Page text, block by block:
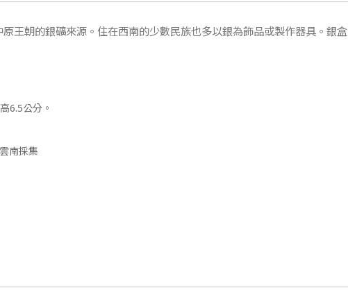
王朝的銀礦來源。住在西南的少數民族也多以銀為飾品或製作器具。銀盒
6.5公分。
南採集